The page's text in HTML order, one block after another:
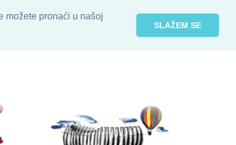
možete pronaći u našoj
SLAŽEM SE